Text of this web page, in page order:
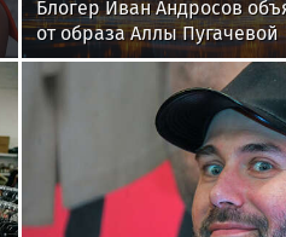
Блогер Иван Андросов
от образа Аллы Пугачевой